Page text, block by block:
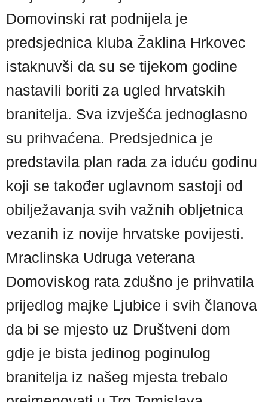
Domovinski rat podnijela je
predsjednica kluba Žaklina Hrkovec
istaknuvši da su se tijekom godine
nastavili boriti za ugled hrvatskih
branitelja. Sva izvješća jednoglasno
su prihvaćena. Predsjednica je
predstavila plan rada za iduću godinu
koji se također uglavnom sastoji od
obilježavanja svih važnih obljetnica
vezanih iz novije hrvatske povijesti.
Mraclinska Udruga veterana
Domoviskog rata zdušno je prihvatila
prijedlog majke Ljubice i svih članova
da bi se mjesto uz Društveni dom
gdje je bista jedinog poginulog
branitelja iz našeg mjesta trebalo